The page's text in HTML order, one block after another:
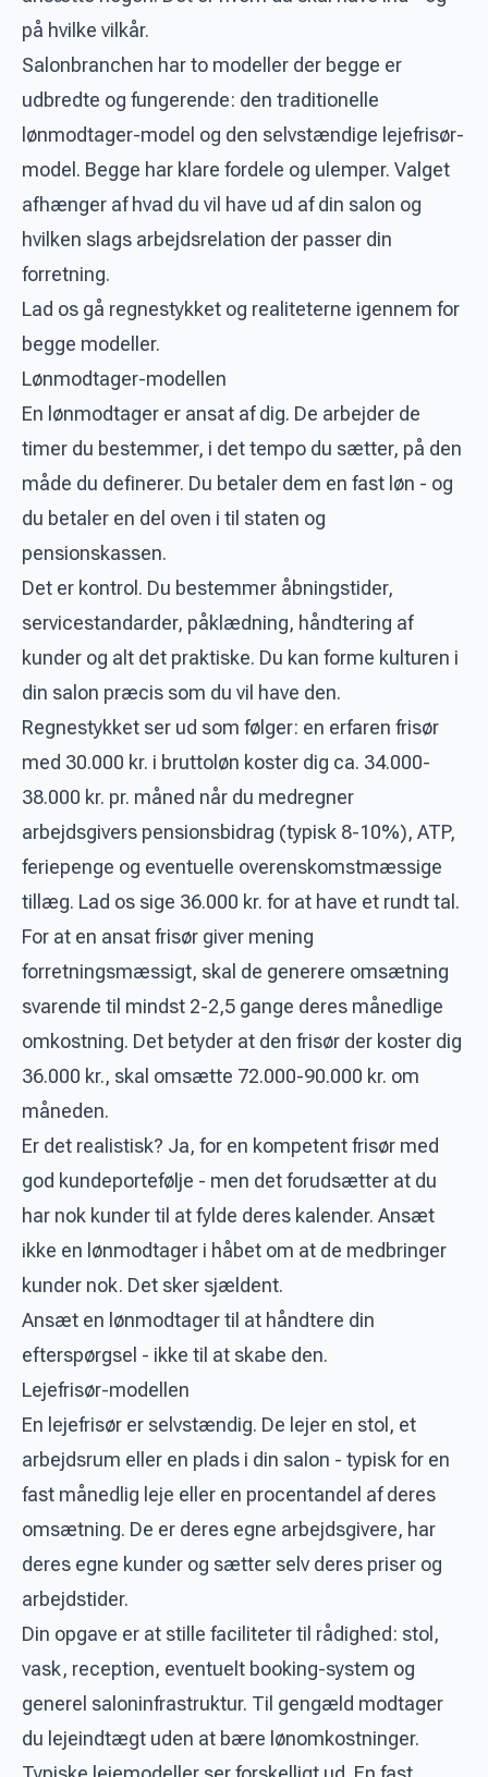
på hvilke vilkår.
Salonbranchen har to modeller der begge er
udbredte og fungerende: den traditionelle
lønmodtager-model og den selvstændige lejefrisør-
model. Begge har klare fordele og ulemper. Valget
afhænger af hvad du vil have ud af din salon og
hvilken slags arbejdsrelation der passer din
forretning.
Lad os gå regnestykket og realiteterne igennem for
begge modeller.
Lønmodtager-modellen
En lønmodtager er ansat af dig. De arbejder de
timer du bestemmer, i det tempo du sætter, på den
måde du definerer. Du betaler dem en fast løn - og
du betaler en del oven i til staten og
pensionskassen.
Det er kontrol. Du bestemmer åbningstider,
servicestandarder, påklædning, håndtering af
kunder og alt det praktiske. Du kan forme kulturen i
din salon præcis som du vil have den.
Regnestykket ser ud som følger: en erfaren frisør
med 30.000 kr. i bruttoløn koster dig ca. 34.000-
38.000 kr. pr. måned når du medregner
arbejdsgivers pensionsbidrag (typisk 8-10%), ATP,
feriepenge og eventuelle overenskomstmæssige
tillæg. Lad os sige 36.000 kr. for at have et rundt tal.
For at en ansat frisør giver mening
forretningsmæssigt, skal de generere omsætning
svarende til mindst 2-2,5 gange deres månedlige
omkostning. Det betyder at den frisør der koster dig
36.000 kr., skal omsætte 72.000-90.000 kr. om
måneden.
Er det realistisk? Ja, for en kompetent frisør med
god kundeportefølje - men det forudsætter at du
har nok kunder til at fylde deres kalender. Ansæt
ikke en lønmodtager i håbet om at de medbringer
kunder nok. Det sker sjældent.
Ansæt en lønmodtager til at håndtere din
efterspørgsel - ikke til at skabe den.
Lejefrisør-modellen
En lejefrisør er selvstændig. De lejer en stol, et
arbejdsrum eller en plads i din salon - typisk for en
fast månedlig leje eller en procentandel af deres
omsætning. De er deres egne arbejdsgivere, har
deres egne kunder og sætter selv deres priser og
arbejdstider.
Din opgave er at stille faciliteter til rådighed: stol,
vask, reception, eventuelt booking-system og
generel saloninfrastruktur. Til gengæld modtager
du lejeindtægt uden at bære lønomkostninger.